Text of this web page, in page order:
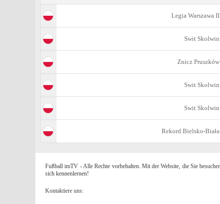
Legia Warszawa II
Swit Skolwin
Znicz Pruszków
Swit Skolwin
Swit Skolwin
Rekord Bielsko-Biała
Fußball imTV - Alle Rechte vorbehalten. Mit der Website, die Sie
sich kennenlernen!
Kontaktiere uns: